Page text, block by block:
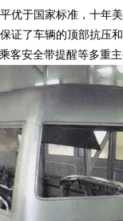
优于国家标准，十年
证了车辆的顶部抗压
客安全带提醒等多重